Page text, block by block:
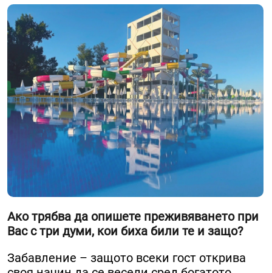
Ако трябва да опишете преживяването при
Вас с три думи, кои биха били те и защо?
Забавление – защото всеки гост открива